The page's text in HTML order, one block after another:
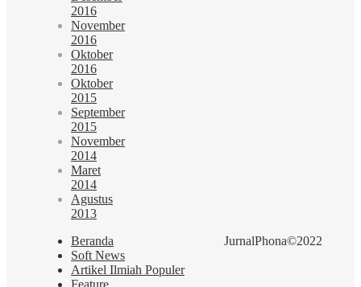
2016
November
2016
Oktober
2016
Oktober
2015
September
2015
November
2014
Maret
2014
Agustus
2013
JurnalPhona©2022
Beranda
Soft News
Artikel Ilmiah Populer
Feature